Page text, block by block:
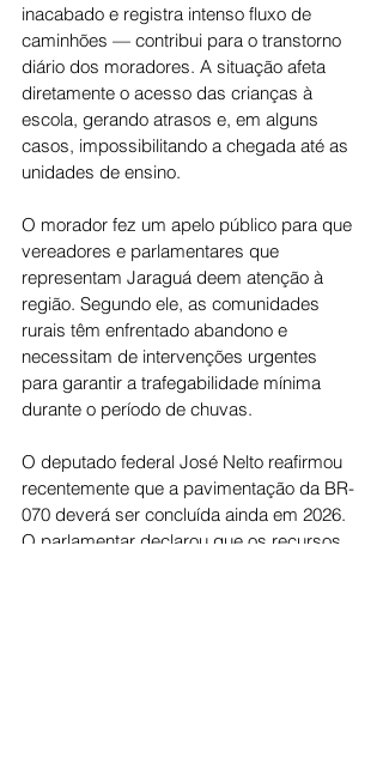
inacabado e registra intenso fluxo de
caminhões — contribui para o transtorno
diário dos moradores. A situação afeta
diretamente o acesso das crianças à
escola, gerando atrasos e, em alguns
casos, impossibilitando a chegada até as
unidades de ensino.
O morador fez um apelo público para que
vereadores e parlamentares que
representam Jaraguá deem atenção à
região. Segundo ele, as comunidades
rurais têm enfrentado abandono e
necessitam de intervenções urgentes
para garantir a trafegabilidade mínima
durante o período de chuvas.
O deputado federal José Nelto reafirmou
recentemente que a pavimentação da BR-
070 deverá ser concluída ainda em 2026.
O parlamentar declarou que os recursos